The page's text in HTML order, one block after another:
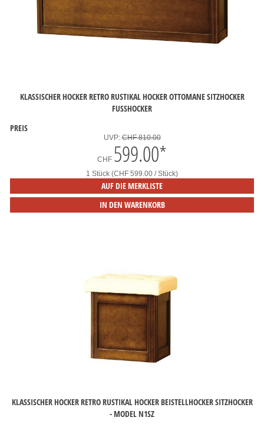
KLASSISCHER HOCKER RETRO RUSTIKAL HOCKER OTTOMANE SITZHOCKER
FUSSHOCKER
PREIS
UVP:CHF 810.00
CHF 599.00*
1 Stück (CHF 599.00 / Stück)
AUF DIE MERKLISTE
IN DEN WARENKORB
KLASSISCHER HOCKER RETRO RUSTIKAL HOCKER BEISTELLHOCKER SITZHOCKER
- MODEL N1SZ